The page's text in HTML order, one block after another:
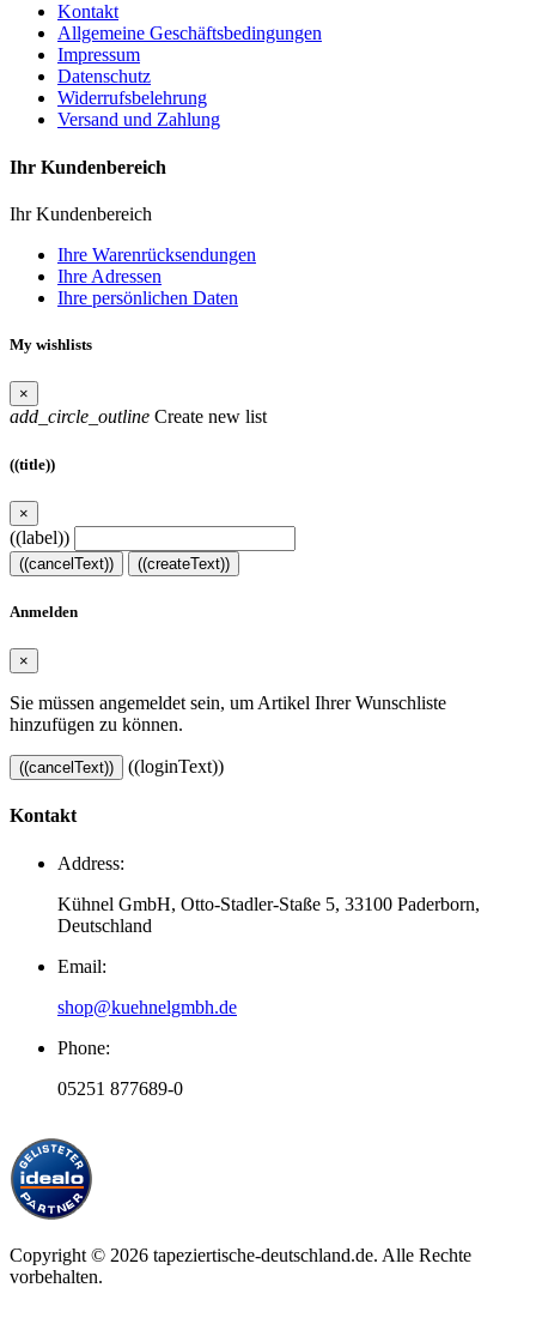
Kontakt
Allgemeine Geschäftsbedingungen
Impressum
Datenschutz
Widerrufsbelehrung
Versand und Zahlung
Ihr Kundenbereich
Ihr Kundenbereich
Ihre Warenrücksendungen
Ihre Adressen
Ihre persönlichen Daten
My wishlists
×
add_circle_outline Create new list
((title))
×
((label))
((cancelText)) ((createText))
Anmelden
×
Sie müssen angemeldet sein, um Artikel Ihrer Wunschliste
hinzufügen zu können.
((cancelText)) ((loginText))
Kontakt
Address:
Kühnel GmbH, Otto-Stadler-Staße 5, 33100 Paderborn,
Deutschland
Email:
shop@kuehnelgmbh.de
Phone:
05251 877689-0
Copyright © 2026 tapeziertische-deutschland.de. Alle Rechte
vorbehalten.